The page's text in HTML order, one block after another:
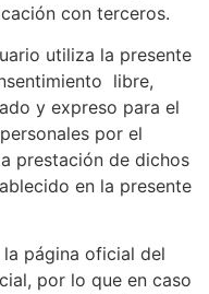
con terceros.
utiliza la presente
libre,
y expreso para el
por el
prestación de dichos
en la presente
página oficial del
por lo que en caso